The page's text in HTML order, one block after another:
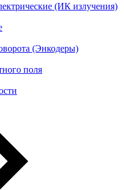
(ИК излучения)
(Энкодеры)
поля